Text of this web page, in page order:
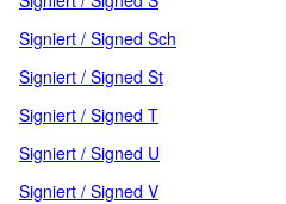
Signiert / Signed Sch
Signiert / Signed St
Signiert / Signed T
Signiert / Signed U
Signiert / Signed V